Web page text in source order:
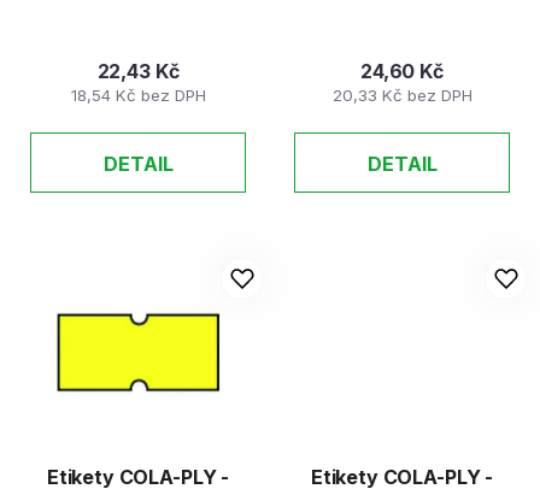
18,54 Kč bez DPH
22,43 Kč
DETAIL
20,33 Kč bez DPH
24,60 Kč
DETAIL
Etikety COLA-PLY - Etikety COLA-PLY -